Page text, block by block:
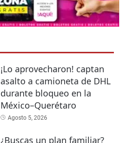
¡Lo aprovecharon! captan
asalto a camioneta de DHL
durante bloqueo en la
México–Querétaro
Agosto 5, 2026
¿Buscas un plan familiar?